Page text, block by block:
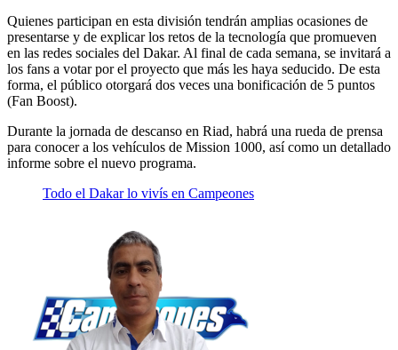
Quienes participan en esta división tendrán amplias ocasiones de
presentarse y de explicar los retos de la tecnología que promueven
en las redes sociales del Dakar. Al final de cada semana, se invitará a
los fans a votar por el proyecto que más les haya seducido. De esta
forma, el público otorgará dos veces una bonificación de 5 puntos
(Fan Boost).
Durante la jornada de descanso en Riad, habrá una rueda de prensa
para conocer a los vehículos de Mission 1000, así como un detallado
informe sobre el nuevo programa.
Todo el Dakar lo vivís en Campeones